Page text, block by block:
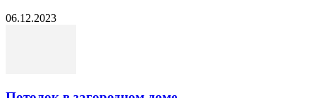
06.12.2023